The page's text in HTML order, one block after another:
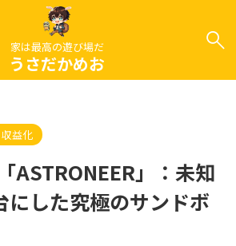
家は最高の遊び場だ
うさだかめお
益化
ASTRONEER」：未知
にした究極のサンドボ